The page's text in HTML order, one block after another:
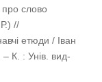
про слово
//
етюди / Іван
– К. : Унів. вид-